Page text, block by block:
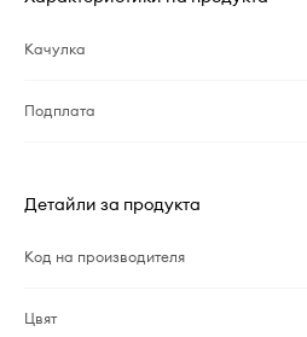
Качулка
Подплата
Детайли за продукта
Код на производителя
Цвят